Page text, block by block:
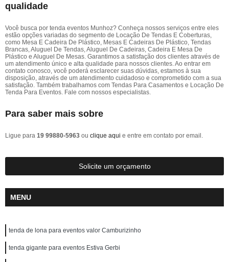
qualidade
Você busca por tenda eventos Munhoz? Conheça nossos serviços entre eles
estão opções variadas do segmento de Locação De Tendas E Coberturas,
como Mesa E Cadeira De Plástico, Mesas E Cadeiras De Plástico, Tendas
Brancas, Aluguel De Tendas, Aluguel De Cadeiras, Cadeira E Mesa De
Plástico e Aluguel De Mesas. Garantimos a satisfação dos clientes através de
um atendimento único e alta qualidade para nossos clientes. Ao entrar em
contato conosco, você poderá esclarecer suas dúvidas, estamos à sua
disposição, através de um atendimento cuidadoso e comprometido com a sua
satisfação. Também trabalhamos com Tendas Para Casamentos e Locação De
Tenda Para Eventos. Fale com nossos especialistas.
Para saber mais sobre
Ligue para 19 99880-5963 ou clique aqui e entre em contato por email.
Solicite um orçamento
MENU
tenda de lona para eventos valor Camburizinho
tenda gigante para eventos Estiva Gerbi